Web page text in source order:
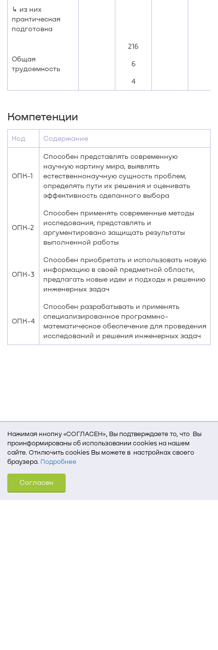
Нажимая кнопку «СОГЛАСЕН», Вы подтверждаете то, что Вы
проинформированы об использовании cookies на нашем
сайте. Отключить cookies Вы можете в настройках своего
браузера. Подробнее
Для того, чтобы мы могли качественно предоставить Вам
услуги, мы используем cookies, которые сохраняются
на Вашем компьютере (Сведения о местоположении; ip-адрес;
Согласен
↳ из них
практическая
подготовка
Общая
трудоемкость
216
6
4
Компетенции
Код Содержание
ОПК-1
Способен представлять современную
научную картину мира, выявлять
естественнонаучную сущность проблем,
определять пути их решения и оценивать
эффективность сделанного выбора
ОПК-2
Способен применять современные методы
исследования, представлять и
аргументировано защищать результаты
выполненной работы
ОПК-3
Способен приобретать и использовать новую
информацию в своей предметной области,
предлагать новые идеи и подходы к решению
инженерных задач
ОПК-4
Способен разрабатывать и применять
специализированное программно-
математическое обеспечение для проведения
исследований и решения инженерных задач